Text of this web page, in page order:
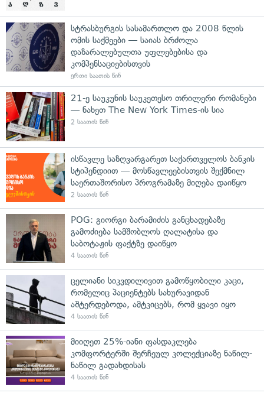
სტრასბურგის სასამართლო და 2008 წლის
ომის საქმეები — საიას ბრძოლა
დაზარალებულთა უფლებებისა და
კომპენსაციებისთვის
ერთი საათის წინ
21-ე საუკუნის საუკეთესო თრილერი რომანები
— ნახეთ The New York Times-ის სია
2 საათის წინ
ისწავლე საზღვარგარეთ საქართველოს ბანკის
სტიპენდიით — მოსწავლეებისთვის შექმნილ
საერთაშორისო პროგრამაზე მიღება დაიწყო
2 საათის წინ
POG: გიორგი ბარამიძის განცხადებაზე
გამოძიება სამშობლოს ღალატისა და
საბოტაჟის ფაქტზე დაიწყო
4 საათის წინ
ცელიანი სიკვდილივით გამოწყობილი კაცი,
რომელიც პაციენტებს სახურავიდან
აშტერდებოდა, ამტკიცებს, რომ ყვავი იყო
4 საათის წინ
მიიღეთ 25%-იანი ფასდაკლება
კომფორტერში შერჩეულ კოლექციაზე ნაწილ-
ნაწილ გადახდისას
4 საათის წინ